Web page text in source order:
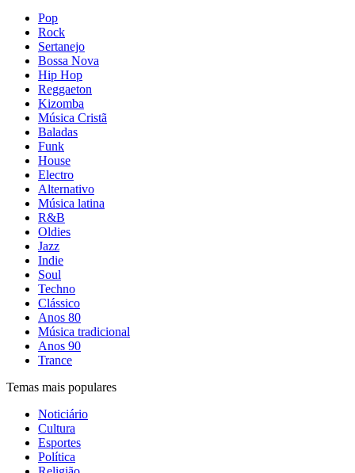
Pop
Rock
Sertanejo
Bossa Nova
Hip Hop
Reggaeton
Kizomba
Música Cristã
Baladas
Funk
House
Electro
Alternativo
Música latina
R&B
Oldies
Jazz
Indie
Soul
Techno
Clássico
Anos 80
Música tradicional
Anos 90
Trance
Temas mais populares
Noticiário
Cultura
Esportes
Política